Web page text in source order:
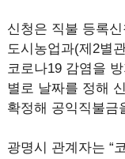
신청은 직불 등록
도시농업과(제2별
코로나19 감염을
별로 날짜를 정해
확정해 공익직불금
광명시 관계자는 “